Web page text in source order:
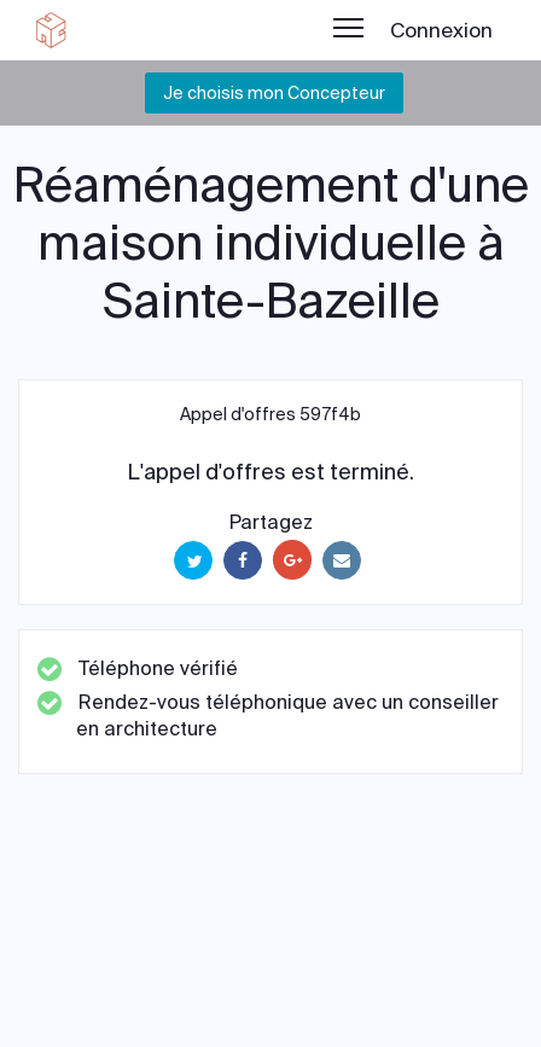
Connexion
Je choisis mon Concepteur
Réaménagement d'une
maison individuelle à
Sainte-Bazeille
Appel d'offres 597f4b
L'appel d'offres est terminé.
Partagez
Téléphone vérifié
Rendez-vous téléphonique avec un conseiller
en architecture